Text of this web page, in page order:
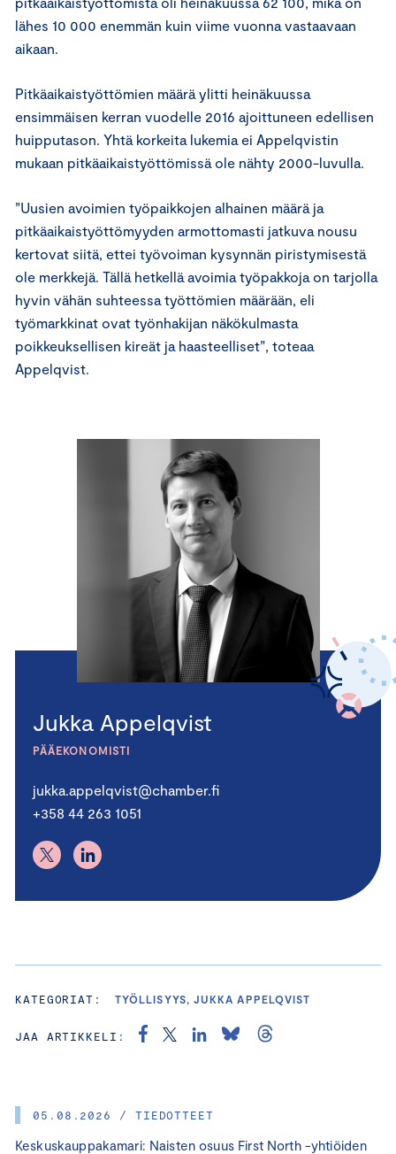
05.08.2026 / TIEDOTTEET
Keskuskauppakamari: Naisten osuus First North -yhtiöiden
lähes 10 000 enemmän kuin viime vuonna vastaavaan
aikaan.
Pitkäaikaistyöttömien määrä ylitti heinäkuussa
ensimmäisen kerran vuodelle 2016 ajoittuneen edellisen
huipputason. Yhtä korkeita lukemia ei Appelqvistin
mukaan pitkäaikaistyöttömissä ole nähty 2000-luvulla.
”Uusien avoimien työpaikkojen alhainen määrä ja
pitkäaikaistyöttömyyden armottomasti jatkuva nousu
kertovat siitä, ettei työvoiman kysynnän piristymisestä
ole merkkejä. Tällä hetkellä avoimia työpakkoja on tarjolla
hyvin vähän suhteessa työttömien määrään, eli
työmarkkinat ovat työnhakijan näkökulmasta
poikkeuksellisen kireät ja haasteelliset”, toteaa
Appelqvist.
Jukka Appelqvist
PÄÄEKONOMISTI
jukka.appelqvist@chamber.fi
+358 44 263 1051
KATEGORIAT: TYÖLLISYYS, JUKKA APPELQVIST
JAA ARTIKKELI: